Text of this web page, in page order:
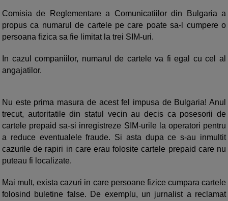
Comisia de Reglementare a Comunicatiilor din Bulgaria a
propus ca numarul de cartele pe care poate sa-l cumpere o
persoana fizica sa fie limitat la trei SIM-uri.
In cazul companiilor, numarul de cartele va fi egal cu cel al
angajatilor.
Nu este prima masura de acest fel impusa de Bulgaria! Anul
trecut, autoritatile din statul vecin au decis ca posesorii de
cartele prepaid sa-si inregistreze SIM-urile la operatori pentru
a reduce eventualele fraude. Si asta dupa ce s-au inmultit
cazurile de rapiri in care erau folosite cartele prepaid care nu
puteau fi localizate.
Mai mult, exista cazuri in care persoane fizice cumpara cartele
folosind buletine false. De exemplu, un jurnalist a reclamat